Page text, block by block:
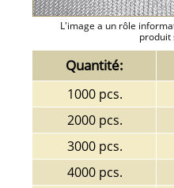
L'image a un rôle
produit
Quantité:
1000 pcs.
2000 pcs.
3000 pcs.
4000 pcs.